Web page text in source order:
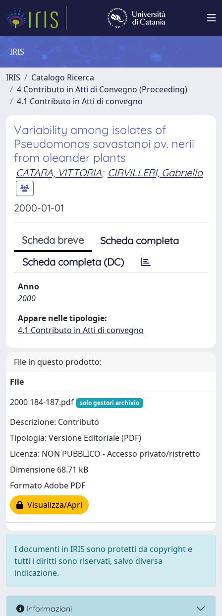
IRIS
IRIS
Catalogo Ricerca
4 Contributo in Atti di Convegno (Proceeding)
4.1 Contributo in Atti di convegno
Variability among isolates of
Pseudomonas savastanoi pv. nerii
from oleander plants
CATARA, VITTORIA; CIRVILLERI, Gabriella
2000-01-01
Scheda breve
Scheda completa
Scheda completa (DC)
Anno
2000
Appare nelle tipologie:
4.1 Contributo in Atti di convegno
File in questo prodotto:
File
2000 184-187.pdf
solo gestori archivio
Descrizione: Contributo
Tipologia: Versione Editoriale (PDF)
Licenza: NON PUBBLICO - Accesso privato/ristretto
Dimensione 68.71 kB
Formato Adobe PDF
Visualizza/Apri
I documenti in IRIS sono protetti da copyright e
tutti i diritti sono riservati, salvo diversa
indicazione.
Informazioni